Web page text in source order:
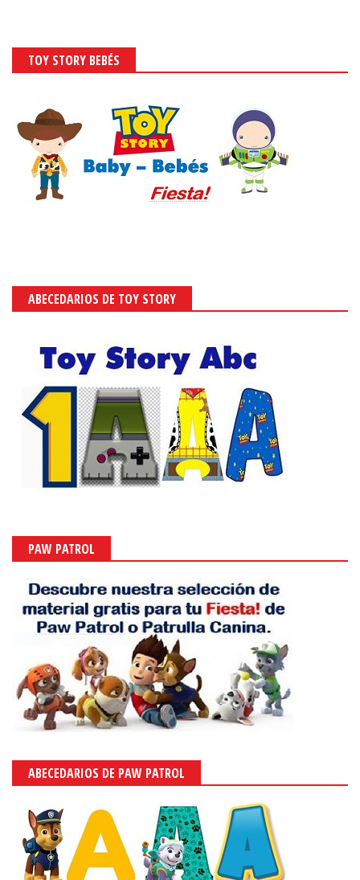
TOY STORY BEBÉS
ABECEDARIOS DE TOY STORY
PAW PATROL
ABECEDARIOS DE PAW PATROL